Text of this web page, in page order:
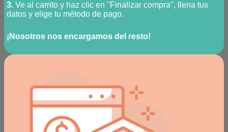
3. Ve al carrito y haz clic en "Finalizar compra", llena tus
datos y elige tu método de pago.
¡Nosotros nos encargamos del resto!